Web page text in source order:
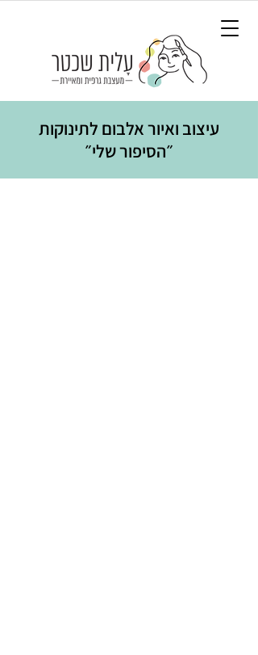
עיצוב ואיור אלבום לתינוקות
״הסיפור שלי״